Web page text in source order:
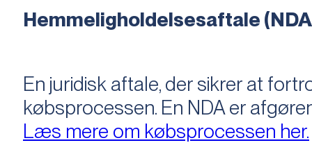
Hemmeligholdelsesaftale
En juridisk aftale, der sikrer at
købsprocessen​​. En NDA er
Læs mere om købsprocessen her.